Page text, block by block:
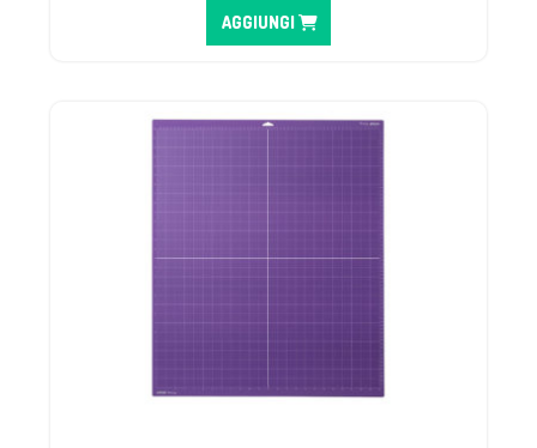
AGGIUNGI